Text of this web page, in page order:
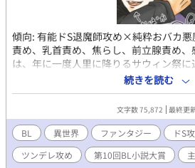
傾向: 有能ドS退魔師攻め×純粋おバカ
責め、乳首責め、焦らし、前立腺責め
は、年に一度人里に降りるサウィン祭
ン・デザニュエルと無理矢理主従契約を
果次のヴァルプルギスの夜まで彼の下
す騒ぎを鎮める手伝いをさせられるこ
したユジンは教皇の隠し子で貴族の血
トだけどリュスには素直になれず意地悪
カなリュスに何だかんだ絆されていくの
するためにユジンのアレやコレやが無い
続きを読む
文字数 75,872 最終更
BL 異世界 ファンタジー ドS
ツンデレ攻め
第10回BL小説大賞